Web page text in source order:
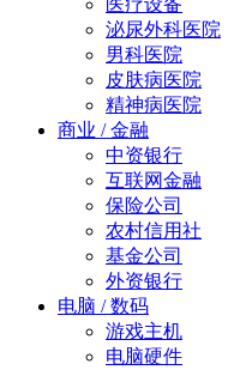
医疗设备
泌尿外科医院
男科医院
皮肤病医院
精神病医院
商业 / 金融
中资银行
互联网金融
保险公司
农村信用社
基金公司
外资银行
电脑 / 数码
游戏主机
电脑硬件